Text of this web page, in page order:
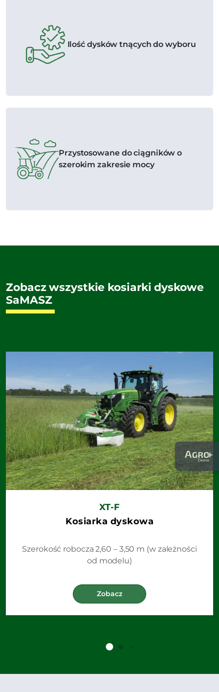
Ilość dysków tnących do wyboru
Przystosowane do ciągników o
szerokim zakresie mocy
Zobacz wszystkie kosiarki dyskowe
SaMASZ
XT-F
Kosiarka dyskowa
Szerokość robocza 2,60 – 3,50 m (w zależności
od modelu)
Zobacz